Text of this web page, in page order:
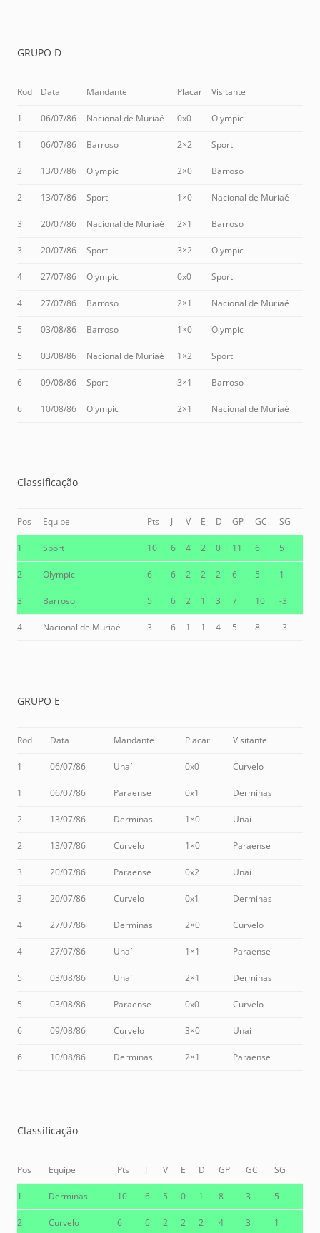
GRUPO D
Rod Data Mandante Placar Visitante
1 06/07/86 Nacional de Muriaé 0x0 Olympic
1 06/07/86 Barroso 2×2 Sport
2 13/07/86 Olympic 2×0 Barroso
2 13/07/86 Sport 1×0 Nacional de Muriaé
3 20/07/86 Nacional de Muriaé 2×1 Barroso
3 20/07/86 Sport 3×2 Olympic
4 27/07/86 Olympic 0x0 Sport
4 27/07/86 Barroso 2×1 Nacional de Muriaé
5 03/08/86 Barroso 1×0 Olympic
5 03/08/86 Nacional de Muriaé 1×2 Sport
6 09/08/86 Sport 3×1 Barroso
6 10/08/86 Olympic 2×1 Nacional de Muriaé
Classificação
Pos Equipe Pts J V E D GP GC SG
1 Sport 10 6 4 2 0 11 6 5
2 Olympic 6 6 2 2 2 6 5 1
3 Barroso 5 6 2 1 3 7 10 -3
4 Nacional de Muriaé 3 6 1 1 4 5 8 -3
GRUPO E
Rod Data Mandante Placar Visitante
1 06/07/86 Unaí 0x0 Curvelo
1 06/07/86 Paraense 0x1 Derminas
2 13/07/86 Derminas 1×0 Unaí
2 13/07/86 Curvelo 1×0 Paraense
3 20/07/86 Paraense 0x2 Unaí
3 20/07/86 Curvelo 0x1 Derminas
4 27/07/86 Derminas 2×0 Curvelo
4 27/07/86 Unaí 1×1 Paraense
5 03/08/86 Unaí 2×1 Derminas
5 03/08/86 Paraense 0x0 Curvelo
6 09/08/86 Curvelo 3×0 Unaí
6 10/08/86 Derminas 2×1 Paraense
Classificação
Pos Equipe Pts J V E D GP GC SG
1 Derminas 10 6 5 0 1 8 3 5
2 Curvelo 6 6 2 2 2 4 3 1